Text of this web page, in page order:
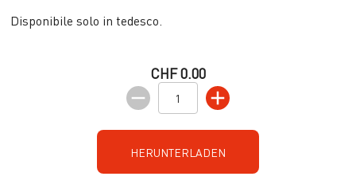
Disponibile solo in tedesco.
CHF 0.00
HERUNTERLADEN